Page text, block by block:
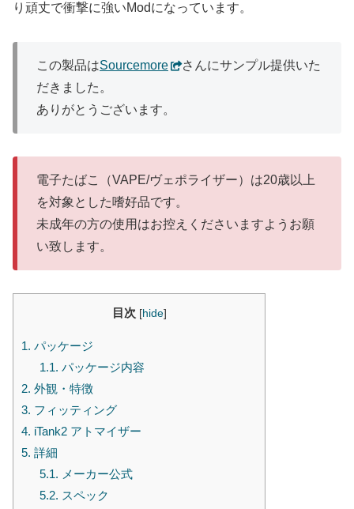
り頑丈で衝撃に強いModになっています。
この製品はSourcemore
さんにサンプル提供いた
だきました。
ありがとうございます。
電子たばこ（VAPE/ヴェポライザー）は20歳以上
を対象とした嗜好品です。
未成年の方の使用はお控えくださいますようお願
い致します。
目次 [hide]
1. パッケージ
1.1. パッケージ内容
2. 外観・特徴
3. フィッティング
4. iTank2 アトマイザー
5. 詳細
5.1. メーカー公式
5.2. スペック